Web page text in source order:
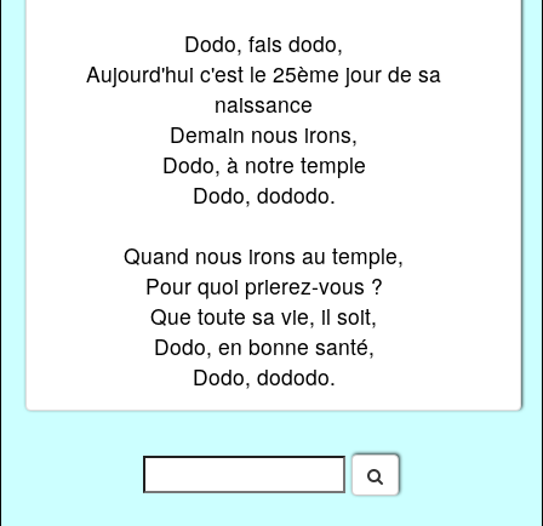
Dodo, fais dodo,
Aujourd'hui c'est le 25ème jour de sa
naissance
Demain nous irons,
Dodo, à notre temple
Dodo, dododo.
Quand nous irons au temple,
Pour quoi prierez-vous ?
Que toute sa vie, il soit,
Dodo, en bonne santé,
Dodo, dododo.